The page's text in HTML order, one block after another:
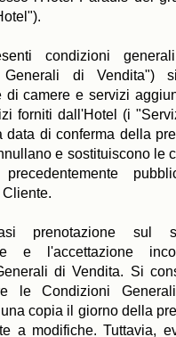
condizioni
Generali di Vendita")
di camere e servizi
forniti dall'Hotel (i
data di conferma della
e sostituiscono le
prenotazione sul
e l'accettazione
di Vendita. Si
le Condizioni
copia il giorno della
a modifiche. Tuttavia,